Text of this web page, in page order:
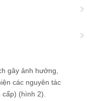
gây ảnh hưởng,
các nguyên tác
cấp) (hình 2).